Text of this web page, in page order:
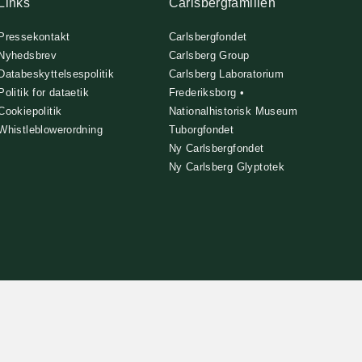
for dataetik
Carlsbergfondet
Carlsberg Group
Carlsberg Laboratorium
Frederiksborg •
Nationalhistorisk Museum
Tuborgfondet
Ny Carlsbergfondet
Ny Carlsberg Glyptotek